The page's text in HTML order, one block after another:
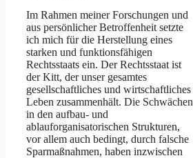
Im Rahmen meiner Forschungen und
aus persönlicher Betroffenheit setzte
ich mich für die Herstellung eines
starken und funktionsfähigen
Rechtsstaats ein. Der Rechtsstaat ist
der Kitt, der unser gesamtes
gesellschaftliches und wirtschaftliches
Leben zusammenhält. Die Schwächen
in den aufbau- und
ablauforganisatorischen Strukturen,
vor allem auch bedingt, durch falsche
Sparmaßnahmen, haben inzwischen